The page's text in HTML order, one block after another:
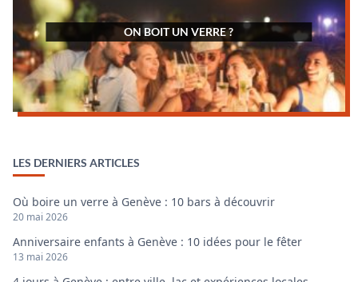
ON BOIT UN VERRE ?
LES DERNIERS ARTICLES
Où boire un verre à Genève : 10 bars à découvrir
20 mai 2026
Anniversaire enfants à Genève : 10 idées pour le fêter
13 mai 2026